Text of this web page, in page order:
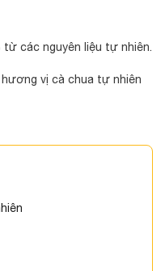
các nguyên liệu tự nhiên.
hương vị cà chua tự nhiên